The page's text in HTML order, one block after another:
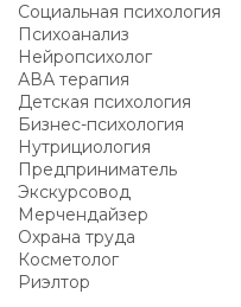
Социальная психология
Психоанализ
Нейропсихолог
АВА терапия
Детская психология
Бизнес-психология
Нутрициология
Предприниматель
Экскурсовод
Мерчендайзер
Охрана труда
Косметолог
Риэлтор